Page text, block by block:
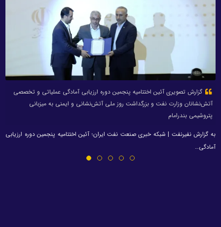
گزارش تصویری آئین اختتامیه پنجمین دوره ارزیابی آمادگی عملیاتی و تخصصی
آتش‌نشانان وزارت نفت و بزرگداشت روز ملی آتش‌نشانی و ایمنی به میزبانی
پتروشیمی بندرامام
به گزارش نفیرنفت | شبکه خبری صنعت نفت ایران؛ آئین اختتامیه پنجمین دوره ارزیابی
آمادگی…